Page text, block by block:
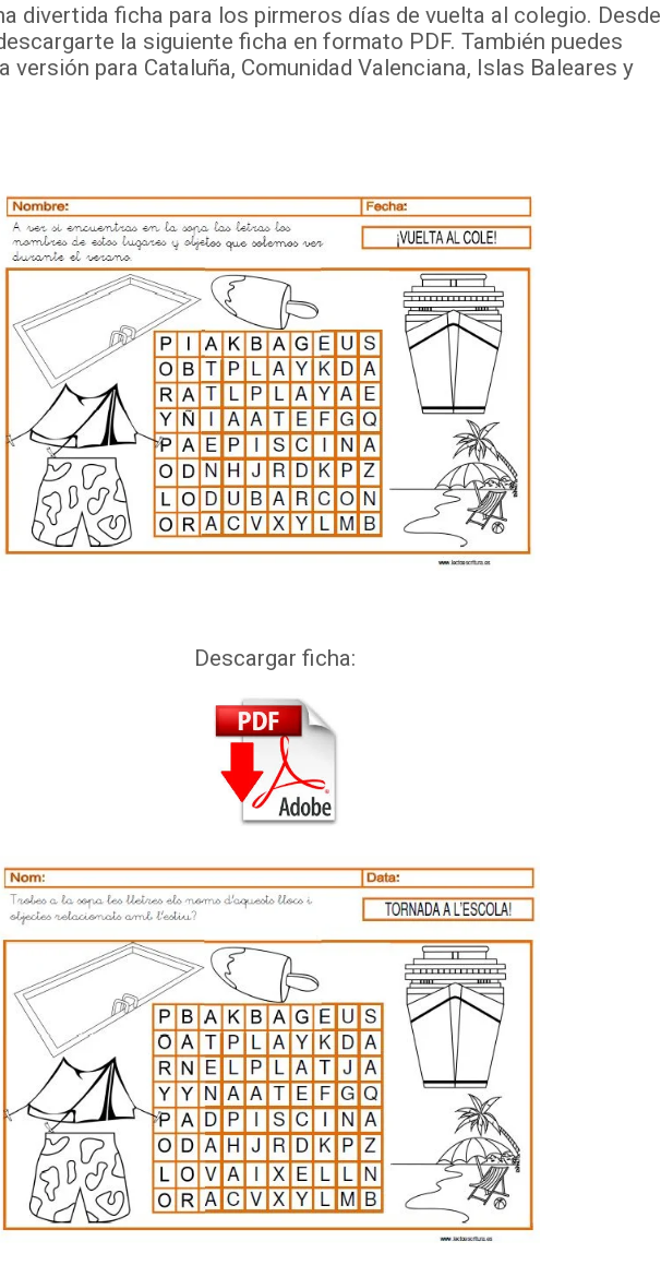
divertida ficha para los pirmeros días de vuelta al colegio. Desde
la siguiente ficha en formato PDF. También puedes
versión para Cataluña, Comunidad Valenciana, Islas Baleares y
Descargar ficha: